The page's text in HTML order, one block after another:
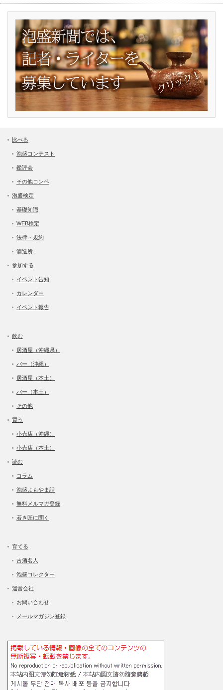
比べる
泡盛コンテスト
鑑評会
その他コンペ
泡盛検定
基礎知識
WEB検定
法律・規約
酒造所
参加する
イベント告知
カレンダー
イベント報告
飲む
居酒屋（沖縄県）
バー（沖縄）
居酒屋（本土）
バー（本土）
その他
買う
小売店（沖縄）
小売店（本土）
読む
コラム
泡盛よもやま話
無料メルマガ登録
若き匠に聞く
育てる
古酒名人
泡盛コレクター
運営会社
お問い合わせ
メールマガジン登録